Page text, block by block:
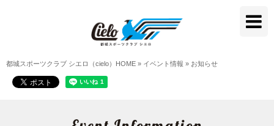
都城スポーツクラブ シエロ（cielo）HOME » イベント情報 » お知らせ